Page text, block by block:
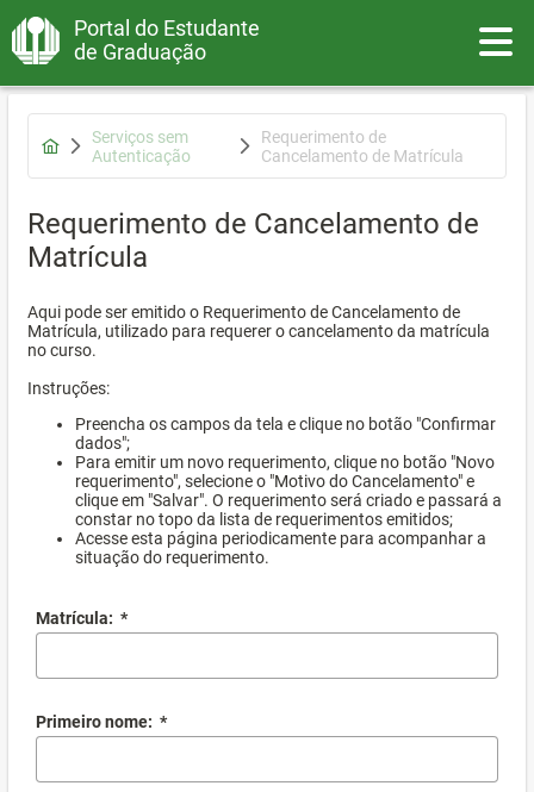
Portal do Estudante
de Graduação
Serviços sem
Autenticação
Requerimento de
Cancelamento de Matrícula
Requerimento de Cancelamento de
Matrícula
Aqui pode ser emitido o Requerimento de Cancelamento de
Matrícula, utilizado para requerer o cancelamento da matrícula
no curso.
Instruções:
Preencha os campos da tela e clique no botão "Confirmar
dados";
Para emitir um novo requerimento, clique no botão "Novo
requerimento", selecione o "Motivo do Cancelamento" e
clique em "Salvar". O requerimento será criado e passará a
constar no topo da lista de requerimentos emitidos;
Acesse esta página periodicamente para acompanhar a
situação do requerimento.
Matrícula: *
Primeiro nome: *